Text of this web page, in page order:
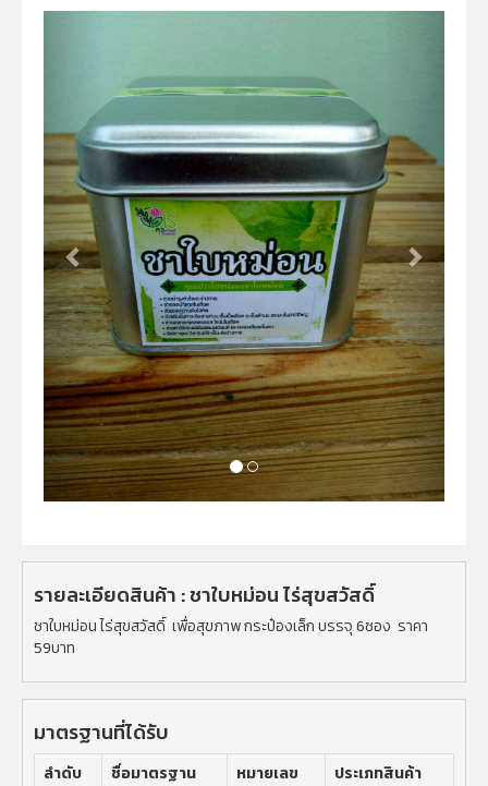
รายละเอียดสินค้า : ชาใบหม่อน ไร่สุขสวัสดิ์
ชาใบหม่อน ไร่สุขสวัสดิ์ เพื่อสุขภาพ กระป๋องเล็ก บรรจุ 6ซอง ราคา
59บาท
มาตรฐานที่ได้รับ
ลำดับ ชื่อมาตรฐาน หมายเลข
ประเภทสินค้า